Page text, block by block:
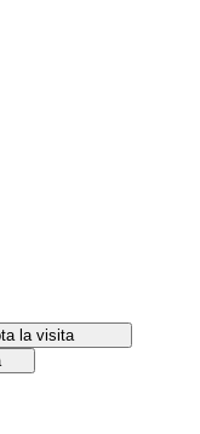
la visita